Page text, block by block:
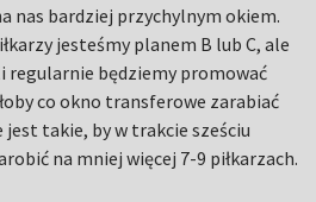
nas bardziej przychylnym okiem.
jesteśmy planem B lub C, ale
regularnie będziemy promować
co okno transferowe zarabiać
jest takie, by w trakcie sześciu
na mniej więcej 7-9 piłkarzach.